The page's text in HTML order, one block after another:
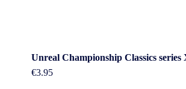
Unreal Championship Classics series
€3.95